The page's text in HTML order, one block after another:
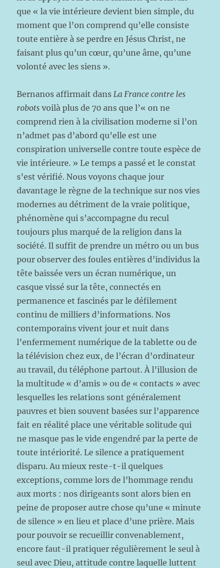
que « la vie intérieure devient bien simple, du
moment que l’on comprend qu’elle consiste
toute entière à se perdre en Jésus Christ, ne
faisant plus qu’un cœur, qu’une âme, qu’une
volonté avec les siens ».
Bernanos affirmait dansLa France contre les
robots voilà plus de 70 ans que l’« on ne
comprend rien à la civilisation moderne si l’on
n’admet pas d’abord qu’elle est une
conspiration universelle contre toute espèce de
vie intérieure. » Le temps a passé et le constat
s’est vérifié. Nous voyons chaque jour
davantage le règne de la technique sur nos vies
modernes au détriment de la vraie politique,
phénomène qui s’accompagne du recul
toujours plus marqué de la religion dans la
société. Il suffit de prendre un métro ou un bus
pour observer des foules entières d’individus la
tête baissée vers un écran numérique, un
casque vissé sur la tête, connectés en
permanence et fascinés par le défilement
continu de milliers d’informations. Nos
contemporains vivent jour et nuit dans
l’enfermement numérique de la tablette ou de
la télévision chez eux, de l’écran d’ordinateur
au travail, du téléphone partout. À l’illusion de
la multitude « d’amis » ou de « contacts » avec
lesquelles les relations sont généralement
pauvres et bien souvent basées sur l’apparence
fait en réalité place une véritable solitude qui
ne masque pas le vide engendré par la perte de
toute intériorité. Le silence a pratiquement
disparu. Au mieux reste-t-il quelques
exceptions, comme lors de l’hommage rendu
aux morts : nos dirigeants sont alors bien en
peine de proposer autre chose qu’une « minute
de silence » en lieu et place d’une prière. Mais
pour pouvoir se recueillir convenablement,
encore faut-il pratiquer régulièrement le seul à
seul avec Dieu, attitude contre laquelle luttent